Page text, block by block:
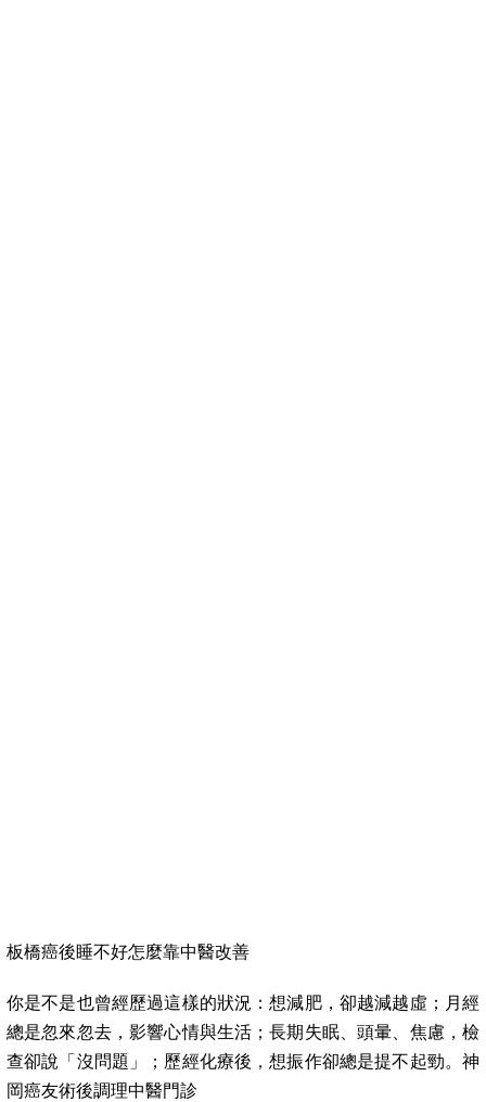
板橋癌後睡不好怎麼靠中醫改善
你是不是也曾經歷過這樣的狀況：想減肥，卻越減越虛；月經
總是忽來忽去，影響心情與生活；長期失眠、頭暈、焦慮，檢
查卻說「沒問題」；歷經化療後，想振作卻總是提不起勁。神
岡癌友術後調理中醫門診